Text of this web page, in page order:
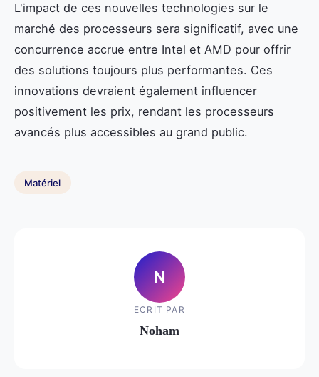
L'impact de ces nouvelles technologies sur le
marché des processeurs sera significatif, avec une
concurrence accrue entre Intel et AMD pour offrir
des solutions toujours plus performantes. Ces
innovations devraient également influencer
positivement les prix, rendant les processeurs
avancés plus accessibles au grand public.
Matériel
N
ECRIT PAR
Noham